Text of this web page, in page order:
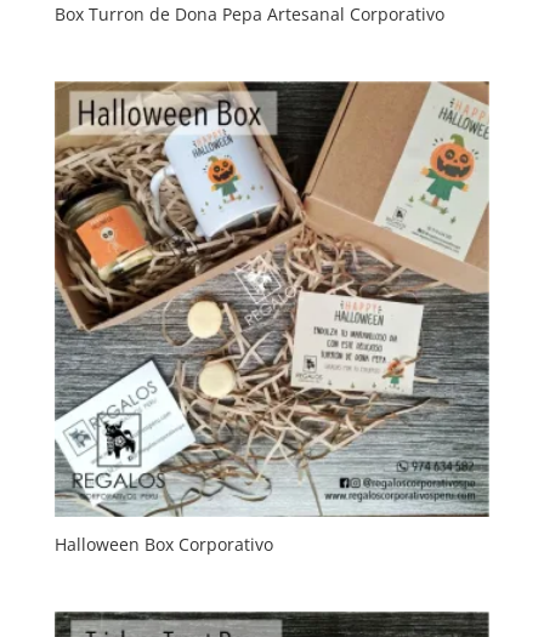
Box Turron de Dona Pepa Artesanal Corporativo
Halloween Box Corporativo